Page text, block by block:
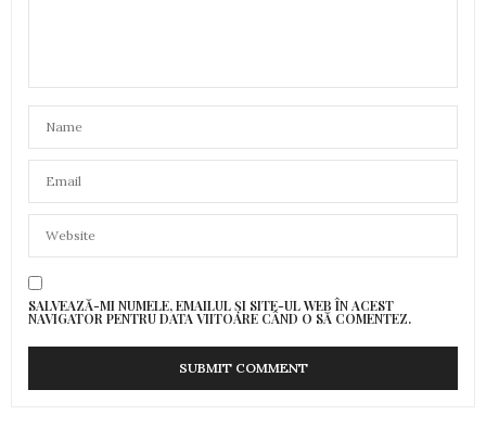
SALVEAZĂ-MI NUMELE, EMAILUL ȘI SITE-UL WEB ÎN ACEST
NAVIGATOR PENTRU DATA VIITOARE CÂND O SĂ COMENTEZ.